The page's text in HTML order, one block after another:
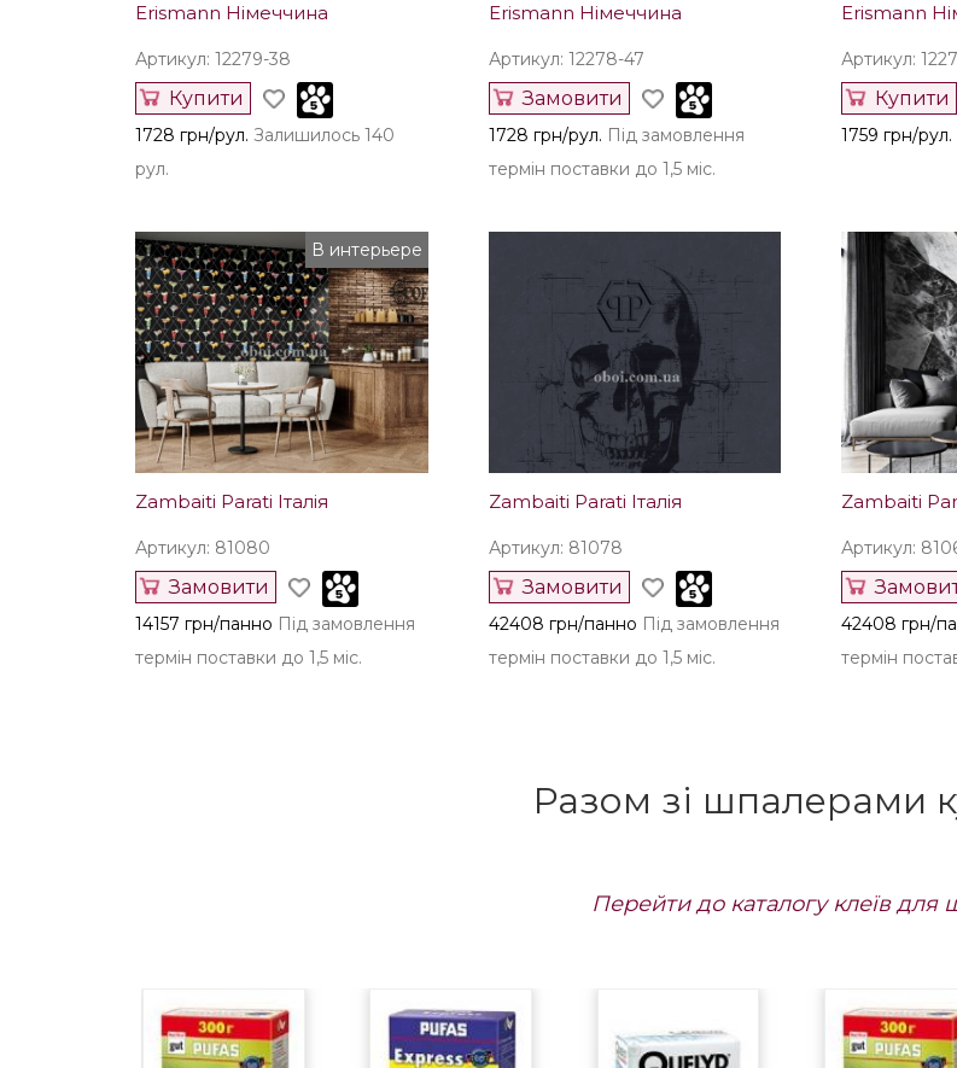
Erismann Німеччина
Артикул: 12279-38
Купити
1728 грн/рул. Залишилось 140
рул.
Erismann Німеччина
Артикул: 12278-47
Замовити
1728 грн/рул. Під замовлення
термін поставки до 1,5 міс.
Erismann
Артикул:
Купити
1759 грн/рул.
В интерьере
Zambaiti Parati Італія
Артикул: 81080
Замовити
14157 грн/панно Під замовлення
термін поставки до 1,5 міс.
Zambaiti Parati Італія
Артикул: 81078
Замовити
42408 грн/панно Під замовлення
термін поставки до 1,5 міс.
Zambaiti
Артикул:
42408 грн/
термін
Разом зі шпалерами
Перейти до каталогу клеїв для